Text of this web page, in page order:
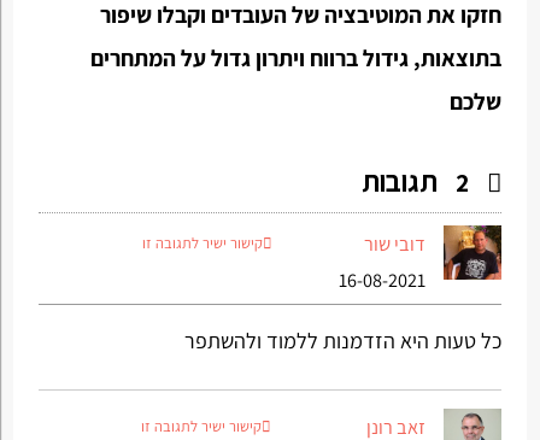
חזקו את המוטיבציה של העובדים וקבלו שיפור
בתוצאות, גידול ברווח ויתרון גדול על המתחרים
שלכם
2 תגובות
דובי שור
16-08-2021
קישור ישיר לתגובה זו
כל טעות היא הזדמנות ללמוד ולהשתפר
זאב רונן
קישור ישיר לתגובה זו